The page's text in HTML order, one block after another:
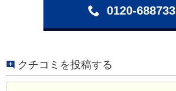
0120-688733
クチコミを投稿する